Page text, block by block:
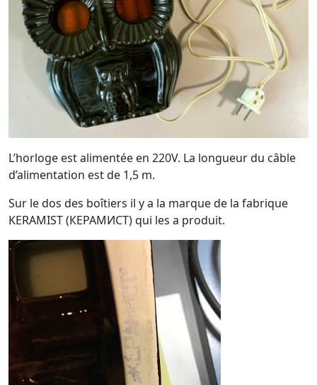
L’horloge est alimentée en 220V. La longueur du câble
d’alimentation est de 1,5 m.
Sur le dos des boîtiers il y a la marque de la fabrique
KERAMIST (КЕРАМИСТ) qui les a produit.